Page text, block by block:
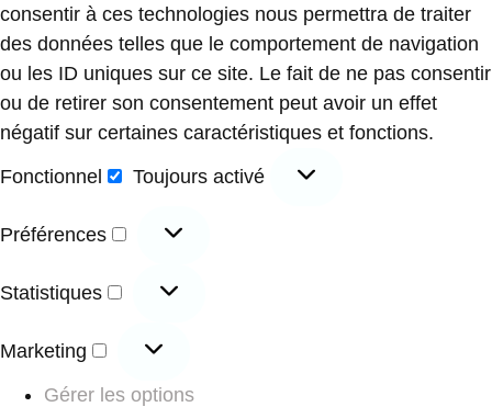
consentir à ces technologies nous permettra de traiter
des données telles que le comportement de navigation
ou les ID uniques sur ce site. Le fait de ne pas consentir
ou de retirer son consentement peut avoir un effet
négatif sur certaines caractéristiques et fonctions.
Fonctionnel
Toujours activé
Préférences
Statistiques
Marketing
Gérer les options